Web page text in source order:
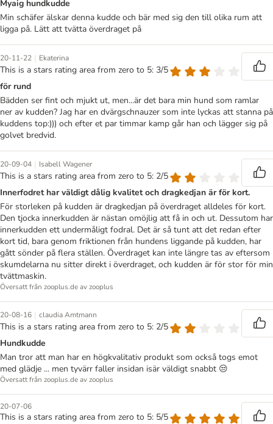
Myaig hundkudde
Min schäfer älskar denna kudde och bär med sig den till olika rum att
ligga på. Lätt att tvätta överdraget på
20-11-22 | Ekaterina
This is a stars rating area from zero to 5: 3/5
för rund
Bädden ser fint och mjukt ut, men...är det bara min hund som ramlar
ner av kudden? Jag har en dvärgschnauzer som inte lyckas att stanna på
kuddens top:))) och efter et par timmar kamp går han och lägger sig på
golvet bredvid.
20-09-04 | Isabell Wagener
This is a stars rating area from zero to 5: 2/5
Innerfodret har väldigt dålig kvalitet och dragkedjan är för kort.
För storleken på kudden är dragkedjan på överdraget alldeles för kort.
Den tjocka innerkudden är nästan omöjlig att få in och ut. Dessutom har
innerkudden ett undermåligt fodral. Det är så tunt att det redan efter
kort tid, bara genom friktionen från hundens liggande på kudden, har
gått sönder på flera ställen. Överdraget kan inte längre tas av eftersom
skumdelarna nu sitter direkt i överdraget, och kudden är för stor för min
tvättmaskin.
Översatt från zooplus.de av zooplus
20-08-16 | claudia Amtmann
This is a stars rating area from zero to 5: 2/5
Hundkudde
Man tror att man har en högkvalitativ produkt som också togs emot
med glädje ... men tyvärr faller insidan isär väldigt snabbt 😒
Översatt från zooplus.de av zooplus
20-07-06
This is a stars rating area from zero to 5: 5/5